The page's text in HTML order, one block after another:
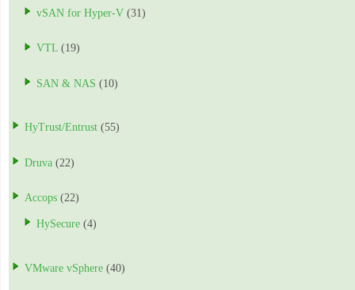
vSAN for Hyper-V (31)
VTL (19)
SAN & NAS (10)
HyTrust/Entrust (55)
Druva (22)
Accops (22)
HySecure (4)
VMware vSphere (40)